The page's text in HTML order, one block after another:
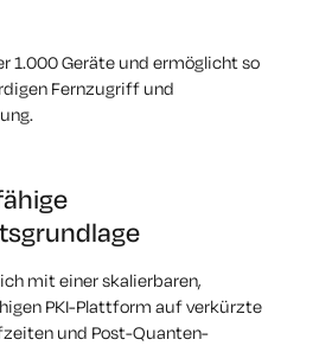
1.000 Geräte und ermöglicht so
Fernzugriff und
mit einer skalierbaren,
PKI-Plattform auf verkürzte
und Post-Quanten-